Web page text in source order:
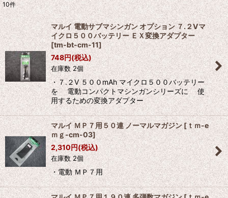
表示数:
並び順:
絞り込む
10件
マルイ 電動サブマシンガン オプション ７.２Vマ
イクロ５００バッテリー ＥＸ変換アダプター
[tm-bt-cm-11]
748円(税込)
在庫数 2個
・７.２V ５００mAh マイクロ５００バッテリー
を 電動コンパクトマシンガンシリーズに 使
用するための変換アダプター
マルイ ＭＰ７用５０連 ノーマルマガジン[ｔｍ-e
ｍｇ-cm-03]
2,310円(税込)
在庫数 2個
・電動 ＭＰ７用